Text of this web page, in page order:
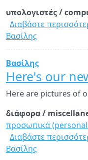
υπολογιστές /
Διαβάστε
Βασίλης
Βασίλης
Here's our
Here are pictures of
διάφορα /
προσωπικά
Διαβάστε
Βασίλης